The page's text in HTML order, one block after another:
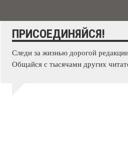
ПРИСОЕДИНЯЙСЯ!
Следи за жизнью дорогой
Общайся с тысячами других